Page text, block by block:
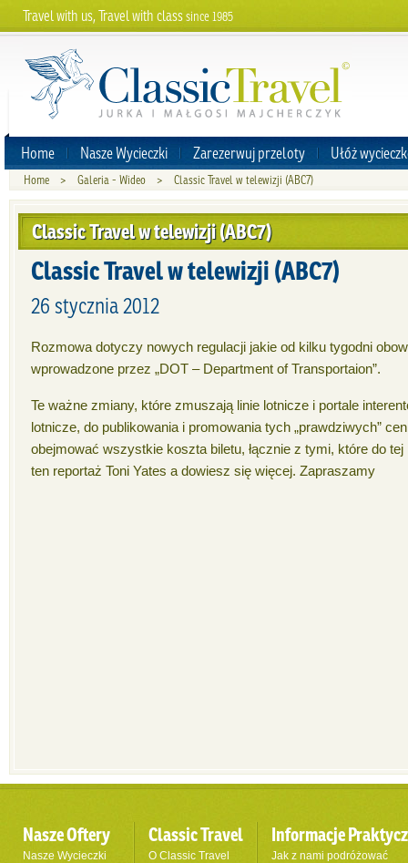
Travel with us, Travel with classsince 1985
Home Nasze Wycieczki Zarezerwuj przeloty Ułóż
Home > Galeria - Wideo > Classic Travel w telewizji (ABC7)
Classic Travel w telewizji (ABC7)
Classic Travel w telewizji (ABC7)
26 stycznia 2012
Rozmowa dotyczy nowych regulacji jakie od kilku tygodni
wprowadzone przez „DOT – Department of Transportaion”.
Te ważne zmiany, które zmuszają linie lotnicze i portale
lotnicze, do publikowania i promowania tych „prawdziwych”
obejmować wszystkie koszta biletu, łącznie z tymi, które do tej
ten reportaż Toni Yates a dowiesz się więcej. Zapraszamy
Nasze Oftery
Nasze Wycieczki
Classic Travel
O Classic Travel
Informacje
Jak z nami podróżować